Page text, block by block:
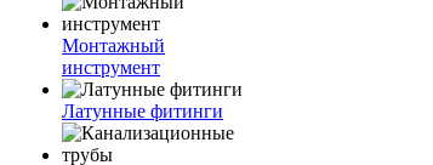
Монтажный
инструмент
Латунные фитинги